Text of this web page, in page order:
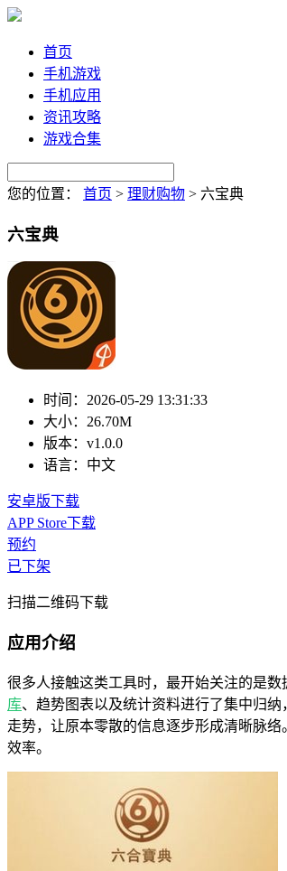
首页
手机游戏
手机应用
资讯攻略
游戏合集
您的位置： 首页 > 理财购物 > 六宝典
六宝典
时间： 2026-05-29 13:31:33
大小： 26.70M
版本： v1.0.0
语言： 中文
安卓版下载
APP Store下载
预约
已下架
扫描二维码下载
应用介绍
很多人接触这类工具时，最开始关注的是
库、趋势图表以及统计资料进行了集中归
走势，让原本零散的信息逐步形成清晰脉
效率。